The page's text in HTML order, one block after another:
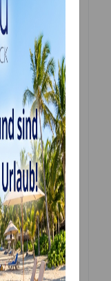
Qualität
Sie
Schere oder
Anleitung
haben …
Kontakt auf:
(ab 14:00 Uhr)
E420ii, E955;
E422,
E415; Aroma,
E202